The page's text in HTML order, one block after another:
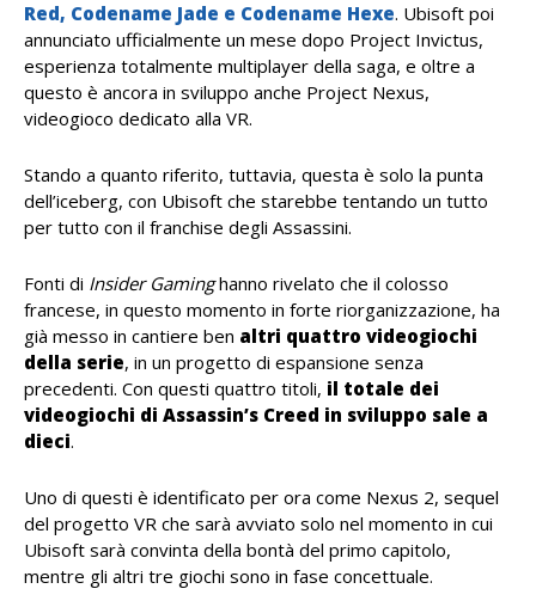
Red, Codename Jade e Codename Hexe. Ubisoft poi
annunciato ufficialmente un mese dopo Project Invictus,
esperienza totalmente multiplayer della saga, e oltre a
questo è ancora in sviluppo anche Project Nexus,
videogioco dedicato alla VR.
Stando a quanto riferito, tuttavia, questa è solo la punta
dell’iceberg, con Ubisoft che starebbe tentando un tutto
per tutto con il franchise degli Assassini.
Fonti di Insider Gaminghanno rivelato che il colosso
francese, in questo momento in forte riorganizzazione, ha
già messo in cantiere ben altri quattro videogiochi
della serie, in un progetto di espansione senza
precedenti. Con questi quattro titoli, il totale dei
videogiochi di Assassin’s Creed in sviluppo sale a
dieci.
Uno di questi è identificato per ora come Nexus 2, sequel
del progetto VR che sarà avviato solo nel momento in cui
Ubisoft sarà convinta della bontà del primo capitolo,
mentre gli altri tre giochi sono in fase concettuale.